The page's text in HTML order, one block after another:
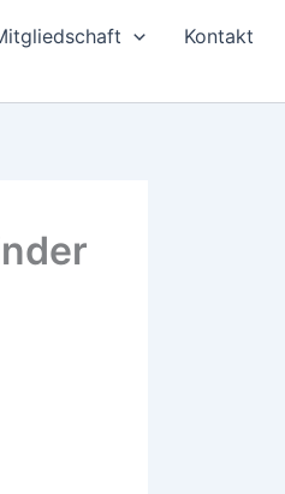
Kontakt